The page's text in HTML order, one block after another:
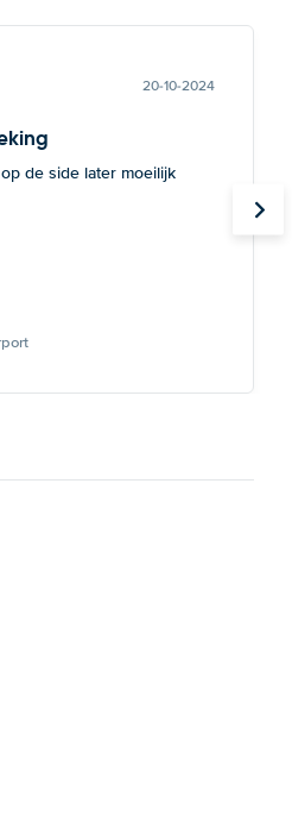
20-10-2024
de side later moeilijk